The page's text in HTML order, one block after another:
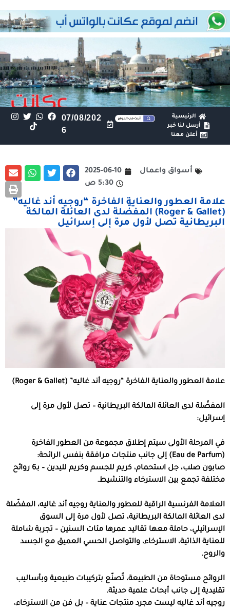
الرئيسية
أرسل لنا خبر
أعلن معنا
07/08/202
6
أسواق واعمال
2025-06-10
5:30 ص
علامة العطور والعناية الفاخرة “روجيه أند غاليه”
(Roger & Gallet) المفضّلة لدى العائلة المالكة
البريطانية تصل لأول مرة إلى إسرائيل
علامة العطور والعناية الفاخرة “روجيه أند غاليه” (Roger & Gallet)
المفضّلة لدى العائلة المالكة البريطانية – تصل لأول مرة إلى
إسرائيل:
في المرحلة الأولى سيتم إطلاق مجموعة من العطور الفاخرة
‏(Eau de Parfum) إلى جانب منتجات مرافقة بنفس الرائحة:
صابون صلب، جل استحمام، كريم للجسم وكريم لليدين – بـ6 روائح
مختلفة تجمع بين الاسترخاء والتنشيط.
العلامة الفرنسية الراقية للعطور والعناية روجيه أند غاليه، المفضّلة
لدى العائلة المالكة البريطانية، تصل لأول مرة إلى السوق
الإسرائيلي، حاملة معها تقاليد عمرها مئات السنين – تجربة شاملة
للعناية الذاتية، الاسترخاء، والتواصل الحسي العميق مع الجسد
والروح.
الروائح مستوحاة من الطبيعة، تُصنّع بتركيبات طبيعية وبأساليب
تقليدية إلى جانب أبحاث علمية حديثة.
روجيه أند غاليه ليست مجرد منتجات عناية – بل فن من الاسترخاء،